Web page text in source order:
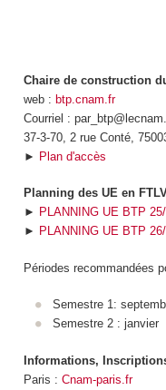
Chaire de construction
web : btp.cnam.fr
Courriel :
37-3-70, 2 rue Conté,
► Plan d'accès
Planning des UE en
► PLANNING UE BTP
► PLANNING UE BTP
Périodes recommandées
Semestre 1:
Semestre 2 : janvier
Informations,
Paris : Cnam-paris.fr